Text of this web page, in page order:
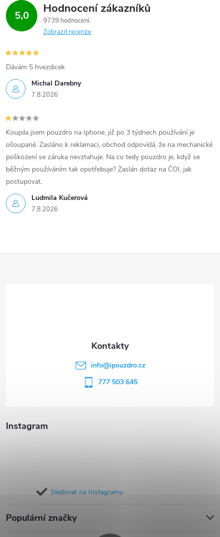
5,0 Hodnocení zákazníků
9739 hodnocení
Zobrazit recenze
Michal Darebny
7.8.2026
Dávám 5 hvezdicek
Ludmila Kučerová
7.8.2026
Koupila jsem pouzdro na Iphone, již po 3 týdnech používání je
ošoupané. Zasláno k reklamaci, obchod odpovídá, že na mechanické
poškození se záruka nevztahuje. Na co tedy pouzdro je, když se
běžným používáním tak opotřebuje? Zaslán dotaz na ČOI, jak
postupovat.
Instagram
Sledovat na Instagramu
Populární značky
info@ipouzdro.cz
777 503 645